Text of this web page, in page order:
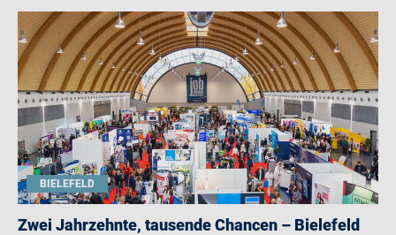
BIELEFELD
Zwei Jahrzehnte, tausende Chancen – Bielefeld